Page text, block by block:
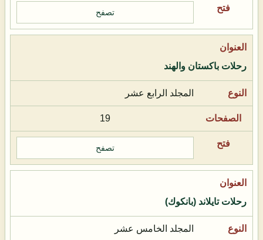
تصفح
رحلات باكستان والهند
المجلد الرابع عشر
19
تصفح
رحلات تايلاند (بانكوك)
المجلد الخامس عشر